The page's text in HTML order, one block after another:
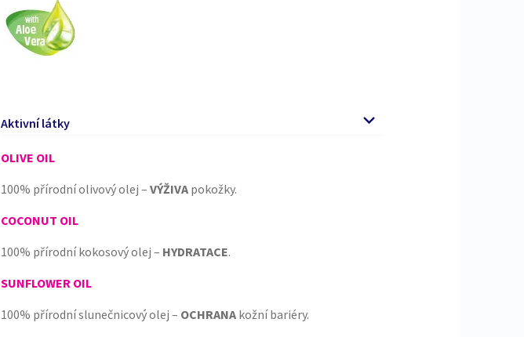
Aktivní látky
OLIVE OIL
100% přírodní olivový olej – VÝŽIVA pokožky.
COCONUT OIL
100% přírodní kokosový olej – HYDRATACE.
SUNFLOWER OIL
100% přírodní slunečnicový olej – OCHRANA kožní bariéry.